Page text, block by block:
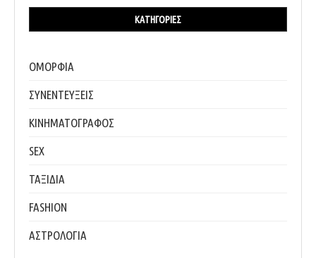
ΚΑΤΗΓΟΡΊΕΣ
ΟΜΟΡΦΙΑ
ΣΥΝΕΝΤΕΥΞΕΙΣ
ΚΙΝΗΜΑΤΟΓΡΑΦΟΣ
SEX
ΤΑΞΙΔΙΑ
FASHION
ΑΣΤΡΟΛΟΓΙΑ